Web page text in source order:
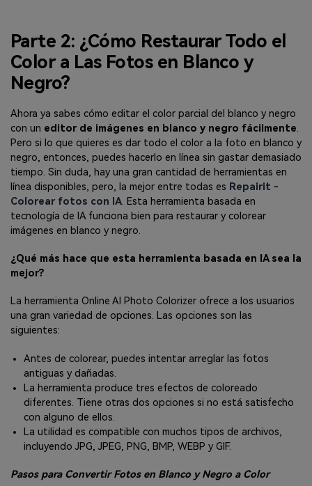
Parte 2: ¿Cómo Restaurar Todo el
Color a Las Fotos en Blanco y
Negro?
Ahora ya sabes cómo editar el color parcial del blanco y negro
con un editor de imágenes en blanco y negro fácilmente.
Pero si lo que quieres es dar todo el color a la foto en blanco y
negro, entonces, puedes hacerlo en línea sin gastar demasiado
tiempo. Sin duda, hay una gran cantidad de herramientas en
línea disponibles, pero, la mejor entre todas es Repairit -
Colorear fotos con IA. Esta herramienta basada en
tecnología de IA funciona bien para restaurar y colorear
imágenes en blanco y negro.
¿Qué más hace que esta herramienta basada en IA sea la
mejor?
La herramienta Online AI Photo Colorizer ofrece a los usuarios
una gran variedad de opciones. Las opciones son las
siguientes:
Antes de colorear, puedes intentar arreglar las fotos
antiguas y dañadas.
La herramienta produce tres efectos de coloreado
diferentes. Tiene otras dos opciones si no está satisfecho
con alguno de ellos.
La utilidad es compatible con muchos tipos de archivos,
incluyendo JPG, JPEG, PNG, BMP, WEBP y GIF.
Pasos para Convertir Fotos en Blanco y Negro a Color